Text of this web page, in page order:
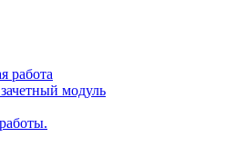
работа
модуль